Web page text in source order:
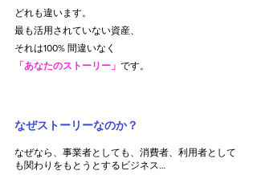
どれも違います。
最も活用されていない資産、
それは100% 間違いなく
「あなたのストーリー」 です。
なぜストーリーなのか？
なぜなら、事業者としても、消費者、利用者として
も関わりをもとうとするビジネス…